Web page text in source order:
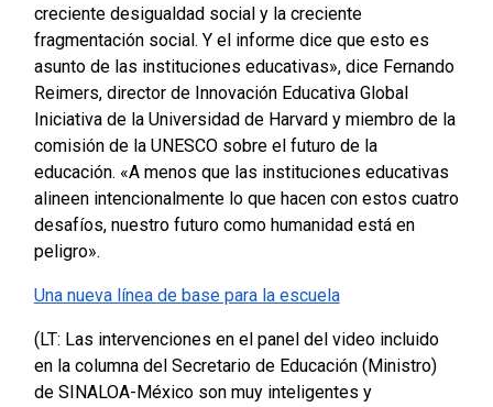
creciente desigualdad social y la creciente
fragmentación social. Y el informe dice que esto es
asunto de las instituciones educativas», dice Fernando
Reimers, director de Innovación Educativa Global
Iniciativa de la Universidad de Harvard y miembro de la
comisión de la UNESCO sobre el futuro de la
educación. «A menos que las instituciones educativas
alineen intencionalmente lo que hacen con estos cuatro
desafíos, nuestro futuro como humanidad está en
peligro».
Una nueva línea de base para la escuela
(LT: Las intervenciones en el panel del video incluido
en la columna del Secretario de Educación (Ministro)
de SINALOA-México son muy inteligentes y